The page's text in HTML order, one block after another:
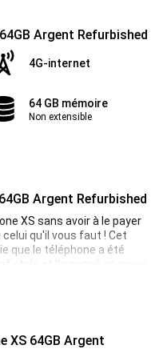
Argent Refurbished
4G-internet
64 GB mémoire
Non extensible
Argent Refurbished
XS sans avoir à le payer
qu'il vous faut ! Cet
que le téléphone a été
et l'a passé en revue.
comme il le
XS 64GB Argent